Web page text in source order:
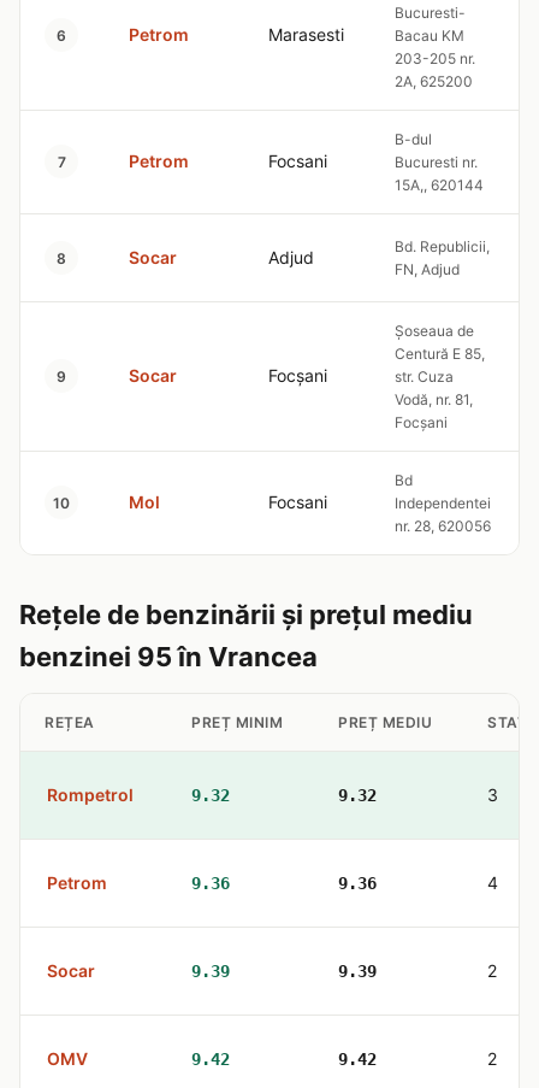
6 Petrom Marasesti
Bucuresti-
Bacau KM
203-205 nr.
2A, 625200
7 Petrom Focsani
B-dul
Bucuresti nr.
15A,, 620144
8 Socar Adjud
Bd. Republicii,
FN, Adjud
9 Socar Focşani
Şoseaua de
Centură E 85,
str. Cuza
Vodă, nr. 81,
Focşani
10 Mol Focsani
Bd
Independentei
nr. 28, 620056
Rețele de benzinării și prețul mediu
benzinei 95 în Vrancea
REȚEA PREȚ MINIM PREȚ MEDIU
Rompetrol 9.32 9.32 3
Petrom 9.36 9.36 4
Socar 9.39 9.39 2
OMV 9.42 9.42 2